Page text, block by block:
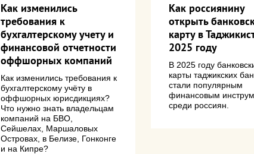
Как изменились
требования к
бухгалтерскому учету и
финансовой отчетности
оффшорных компаний
Как изменились требования к
бухгалтерскому учёту в
оффшорных юрисдикциях?
Что нужно знать владельцам
компаний на БВО,
Сейшелах, Маршаловых
Островах, в Белизе, Гонконге
и на Кипре?
Как россиянину
открыть
карту в
2025 году
В 2025 году
карты таджикских
стали популярным
финансовым
среди россиян.